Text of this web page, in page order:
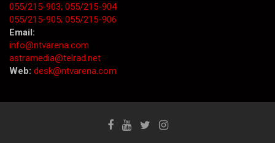
055/215-903; 055/215-904
055/215-905; 055/215-906
Email:
info@ntvarena.com
astramedia@telrad.net
Web: desk@ntvarena.com